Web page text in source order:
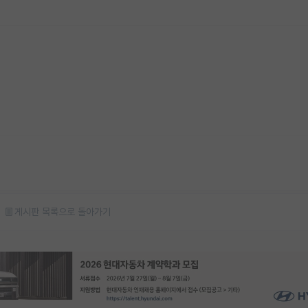
게시판 목록으로 돌아가기